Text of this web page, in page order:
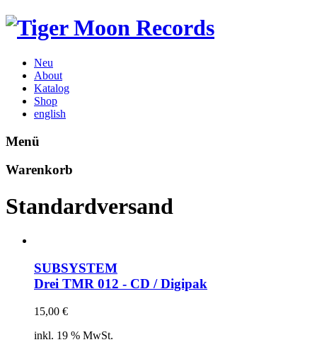
Neu
About
Katalog
Shop
english
Menü
Warenkorb
Standardversand
SUBSYSTEM
Drei TMR 012 - CD / Digipak
15,00 €
inkl. 19 % MwSt.